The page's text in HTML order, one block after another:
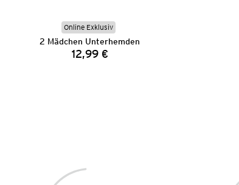
Online Exklusiv
2 Mädchen Unterhemden
Preis:
12,99 €